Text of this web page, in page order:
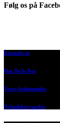
Følg os på
Kontakt os
Om Tech-Test
Vores bedømmelse
Nyhedsbrevsarkiv